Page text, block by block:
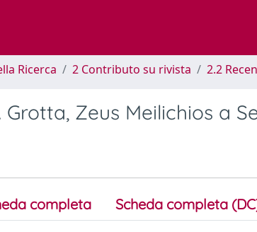
Ricerca 2 Contributo su rivista 2.2
Grotta, Zeus Meilichios a
completa Scheda completa